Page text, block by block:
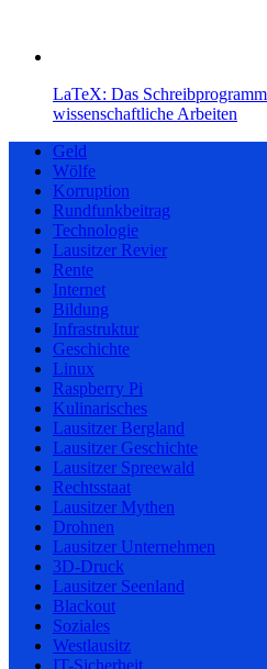
LaTeX: Das
wissenschaftliche Arbeiten
Geld
Wölfe
Korruption
Rundfunkbeitrag
Technologie
Lausitzer Revier
Rente
Internet
Bildung
Infrastruktur
Geschichte
Linux
Raspberry Pi
Kulinarisches
Lausitzer Bergland
Lausitzer Geschichte
Lausitzer Spreewald
Rechtsstaat
Lausitzer Mythen
Drohnen
Lausitzer Unternehmen
3D-Druck
Lausitzer Seenland
Blackout
Soziales
Westlausitz
IT-Sicherheit